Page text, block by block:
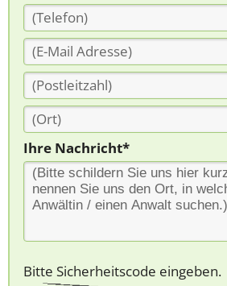
Ihre Nachricht*
Bitte Sicherheitscode eingeben.